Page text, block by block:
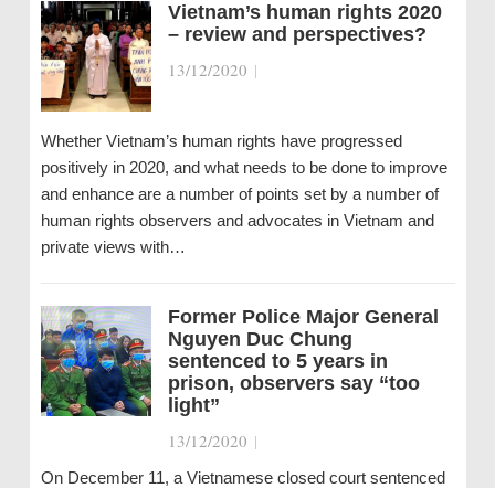
Vietnam’s human rights 2020
– review and perspectives?
13/12/2020 |
Whether Vietnam’s human rights have progressed
positively in 2020, and what needs to be done to improve
and enhance are a number of points set by a number of
human rights observers and advocates in Vietnam and
private views with…
Former Police Major General
Nguyen Duc Chung
sentenced to 5 years in
prison, observers say “too
light”
13/12/2020 |
On December 11, a Vietnamese closed court sentenced